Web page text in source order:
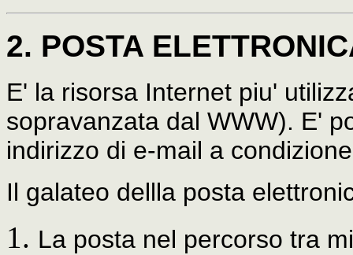
2. POSTA
E' la risorsa Internet piu'
sopravanzata dal WWW). E'
indirizzo di e-mail a
Il galateo dellla posta
La posta nel percorso tra